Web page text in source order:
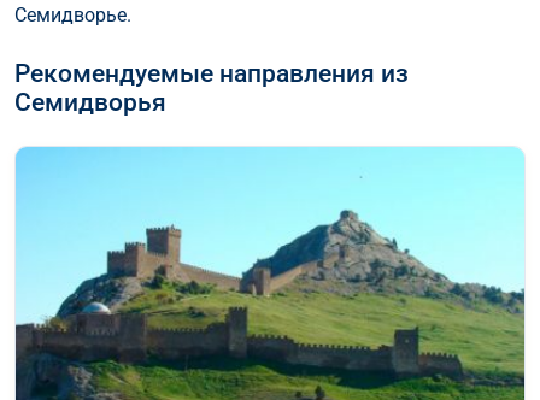
Семидворье.
Рекомендуемые направления из
Семидворья